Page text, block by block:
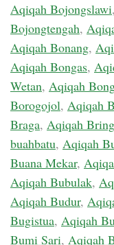
Aqiqah Bojongslawi,
Bojongtengah,
Aqiqah Bonang,
Aqiqah Bongas,
Wetan, Aqiqah
Borogojol, Aqiqah
Braga, Aqiqah
buahbatu, Aqiqah
Buana Mekar,
Aqiqah Bubulak,
Aqiqah Budur,
Bugistua, Aqiqah
Bumi Sari, Aqiqah